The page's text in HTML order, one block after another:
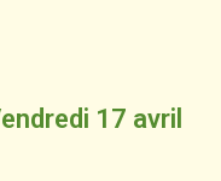
17 avril